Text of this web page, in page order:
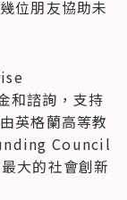
位朋友協助未
和諮詢，支持
英格蘭高等教
Council
大的社會創新